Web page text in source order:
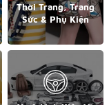
Thời Trang, Trang
Sức & Phụ Kiện